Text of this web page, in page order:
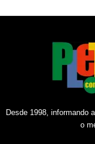
Desde 1998, informando
o